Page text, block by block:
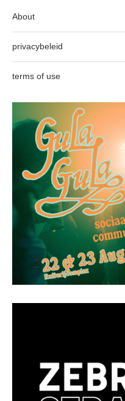
About
privacybeleid
terms of use